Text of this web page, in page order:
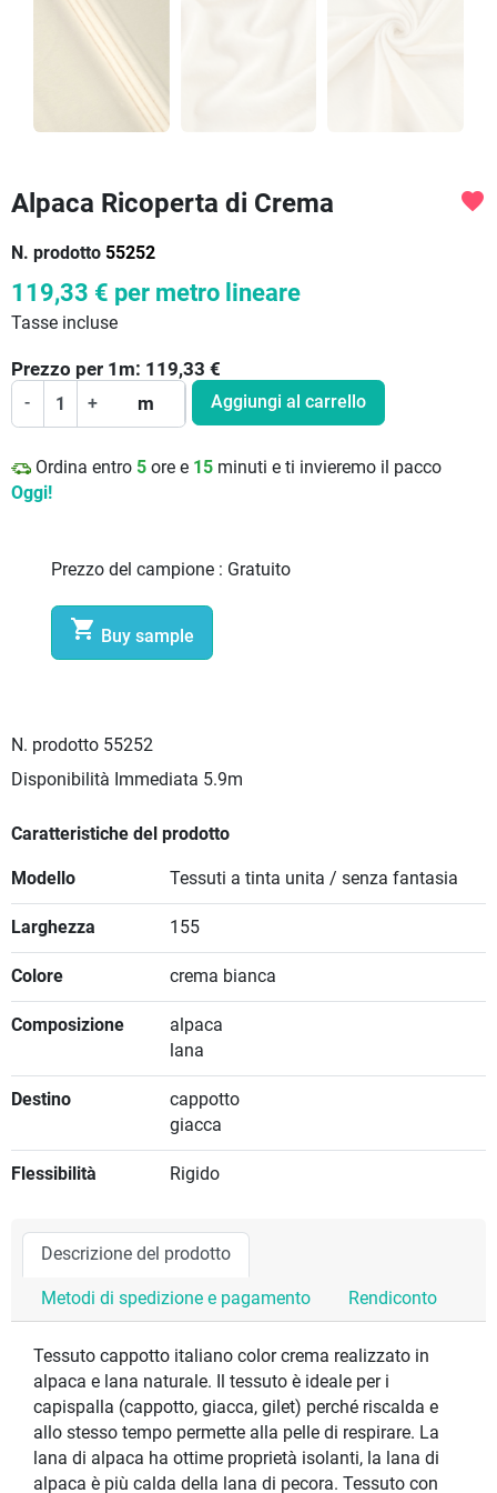
Alpaca Ricoperta di Crema
N. prodotto 55252
favorite
119,33 € per metro lineare
Tasse incluse
Prezzo per 1 m: 119,33 €
- + m Aggiungi al carrello
Ordina entro 5 ore e 15 minuti e ti invieremo il pacco
Oggi!
Prezzo del campione : Gratuito
 Buy sample
N. prodotto 55252
Disponibilità Immediata 5.9m
Caratteristiche del prodotto
Modello Tessuti a tinta unita / senza fantasia
Larghezza 155
Colore crema bianca
Composizione
alpaca
lana
Destino
cappotto
giacca
Flessibilità Rigido
Descrizione del prodotto
Metodi di spedizione e pagamento Rendiconto
Tessuto cappotto italiano color crema realizzato in
alpaca e lana naturale. Il tessuto è ideale per i
capispalla (cappotto, giacca, gilet) perché riscalda e
allo stesso tempo permette alla pelle di respirare. La
lana di alpaca ha ottime proprietà isolanti, la lana di
alpaca è più calda della lana di pecora. Tessuto con